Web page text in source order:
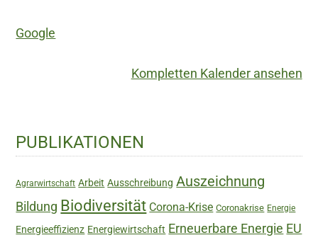
Google
Kompletten Kalender ansehen
Haupt-
Sidebar
PUBLIKATIONEN
Agrarwirtschaft Arbeit Ausschreibung Auszeichnung
Bildung Biodiversität Corona-Krise Coronakrise Energie
Energieeffizienz Energiewirtschaft Erneuerbare Energie EU